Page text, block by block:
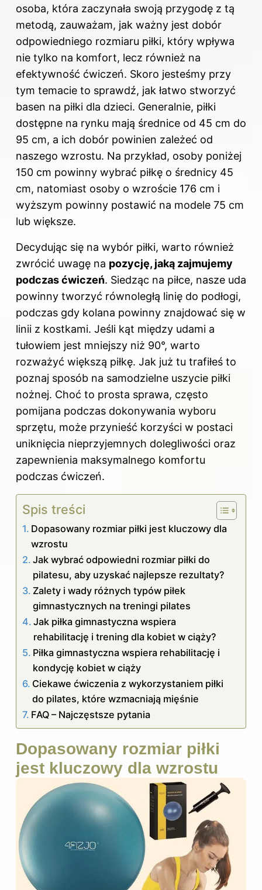
osoba, która zaczynała swoją przygodę z tą
metodą, zauważam, jak ważny jest dobór
odpowiedniego rozmiaru piłki, który wpływa
nie tylko na komfort, lecz również na
efektywność ćwiczeń. Skoro jesteśmy przy
tym temacie to sprawdź, jak łatwo stworzyć
basen na piłki dla dzieci. Generalnie, piłki
dostępne na rynku mają średnice od 45 cm do
95 cm, a ich dobór powinien zależeć od
naszego wzrostu. Na przykład, osoby poniżej
150 cm powinny wybrać piłkę o średnicy 45
cm, natomiast osoby o wzroście 176 cm i
wyższym powinny postawić na modele 75 cm
lub większe.
Decydując się na wybór piłki, warto również
zwrócić uwagę na pozycję, jaką zajmujemy
podczas ćwiczeń. Siedząc na piłce, nasze uda
powinny tworzyć równoległą linię do podłogi,
podczas gdy kolana powinny znajdować się w
linii z kostkami. Jeśli kąt między udami a
tułowiem jest mniejszy niż 90°, warto
rozważyć większą piłkę. Jak już tu trafiłeś to
poznaj sposób na samodzielne uszycie piłki
nożnej. Choć to prosta sprawa, często
pomijana podczas dokonywania wyboru
sprzętu, może przynieść korzyści w postaci
uniknięcia nieprzyjemnych dolegliwości oraz
zapewnienia maksymalnego komfortu
podczas ćwiczeń.
Spis treści
Dopasowany rozmiar piłki jest kluczowy dla
wzrostu
Jak wybrać odpowiedni rozmiar piłki do
pilatesu, aby uzyskać najlepsze rezultaty?
Zalety i wady różnych typów piłek
gimnastycznych na treningi pilates
Jak piłka gimnastyczna wspiera
rehabilitację i trening dla kobiet w ciąży?
Piłka gimnastyczna wspiera rehabilitację i
kondycję kobiet w ciąży
Ciekawe ćwiczenia z wykorzystaniem piłki
do pilates, które wzmacniają mięśnie
FAQ – Najczęstsze pytania
Dopasowany rozmiar piłki
jest kluczowy dla wzrostu